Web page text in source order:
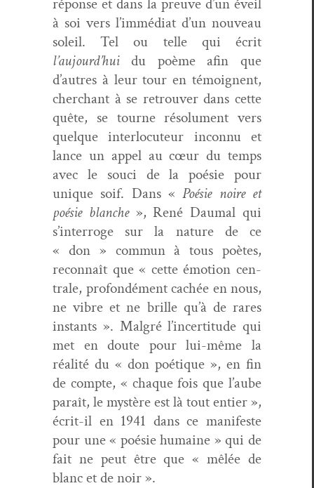
à soi vers l’immédiat d’un nou­veau
soleil. Tel ou telle qui écrit
l’aujourd’huidu poème afin que
d’autres à leur tour en témoignent,
cher­chant à se retrou­ver dans cette
quête, se tourne résol­u­ment vers
quelque inter­locu­teur incon­nu et
lance un appel au cœur du temps
avec le souci de la poésie pour
unique soif. Dans «Poésie noire et
poésie blanche», René Dau­mal qui
s’interroge sur la nature de ce
« don » com­mun à tous poètes,
recon­naît que « cette émo­tion cen­
trale, pro­fondé­ment cachée en nous,
ne vibre et ne brille qu’à de rares
instants ». Mal­gré l’incertitude qui
met en doute pour lui-même la
réal­ité du « don poé­tique », en fin
de compte, « chaque fois que l’aube
paraît, le mys­tère est là tout entier »,
écrit-il en 1941 dans ce man­i­feste
pour une « poésie humaine » qui de
fait ne peut être que « mêlée de
blanc et de noir ».